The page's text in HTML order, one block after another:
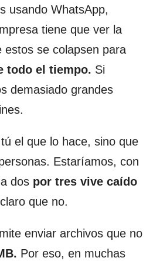
usando WhatsApp,
tiene que ver la
estos se colapsen para
todo el tiempo. Si
demasiado grandes
el que lo hace, sino que
Estaríamos, con
dos por tres vive caído
que no.
enviar archivos que no
Por eso, en muchas